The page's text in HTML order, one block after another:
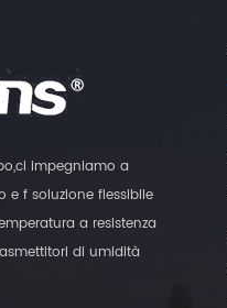
impegniamo a
e f soluzione flessibile
a resistenza
di umidità